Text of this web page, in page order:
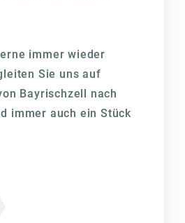
immer wieder
Sie uns auf
Bayrischzell nach
immer auch ein Stück